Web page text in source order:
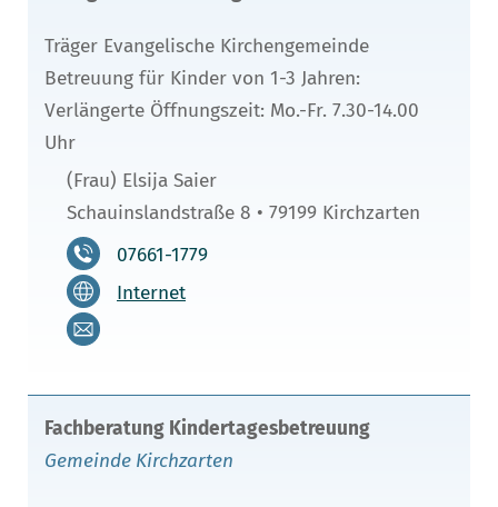
Träger Evangelische Kirchengemeinde
Betreuung für Kinder von 1-3 Jahren:
Verlängerte Öffnungszeit: Mo.-Fr. 7.30-14.00
Uhr
(Frau) Elsija Saier
Schauinslandstraße 8 • 79199 Kirchzarten
07661-1779
Internet
Fachberatung Kindertagesbetreuung
Gemeinde Kirchzarten